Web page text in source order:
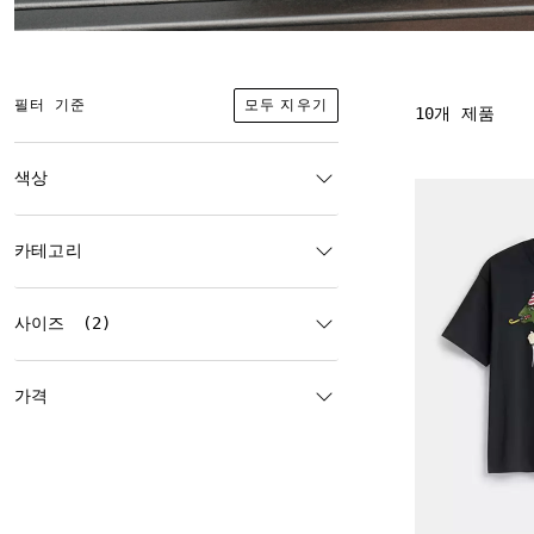
필터 기준 모두 지우기
색상
카테고리
사이즈 (2)
가격
10개 제품